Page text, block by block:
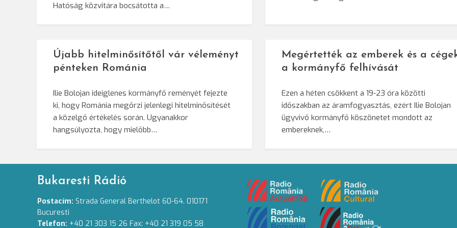
Hatóság közvitára bocsátotta a…
Újabb hitelminősítőtől vár véleményt
pénteken Románia
Ilie Bolojan ideiglenes kormányfő reményét fejezte
ki, hogy Románia megőrzi jelenlegi hitelminősítését
a közelgő értékelés során. Ugyanakkor
hangsúlyozta, hogy mielőbb…
Megértették az emberek és a
a kormányfő felhívását
Ezen a héten csökkent a 19-23 óra közötti
időszakban az áramfogyasztás, ezért Ilie Bolojan
ügyvivő kormányfő köszönetet mondott az
embereknek,…
Bukaresti Rádió
Postacím: Strada General Berthelot 60-64. 010171
Bucuresti
Telefon: +40 21 303 15 26 Fax: +40 21 319 05 58